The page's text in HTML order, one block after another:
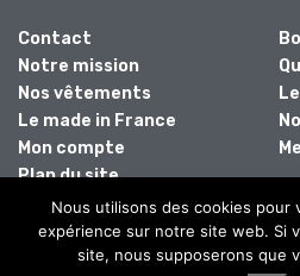
Contact
Notre mission
Nos vêtements
Le made in France
Mon compte
Plan du site
@2024 - Tous droits réservés.
Nous utilisons des cookies pour
expérience sur notre site web. Si
site, nous supposerons que